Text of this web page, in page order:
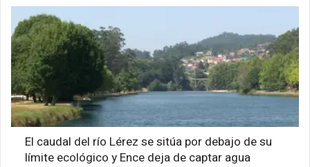
El caudal del río Lérez se sitúa por debajo de su
límite ecológico y Ence deja de captar agua